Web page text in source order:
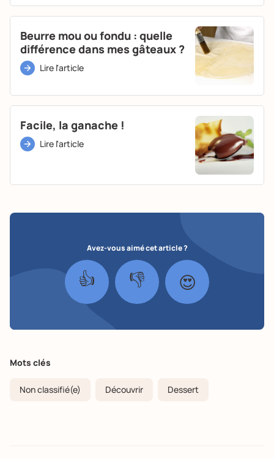
Beurre mou ou fondu : quelle
différence dans mes gâteaux ?
Lire l'article
Facile, la ganache !
Lire l'article
Avez-vous aimé cet article ?
👍 👎 😍
Mots clés
Non classifié(e) Découvrir Dessert